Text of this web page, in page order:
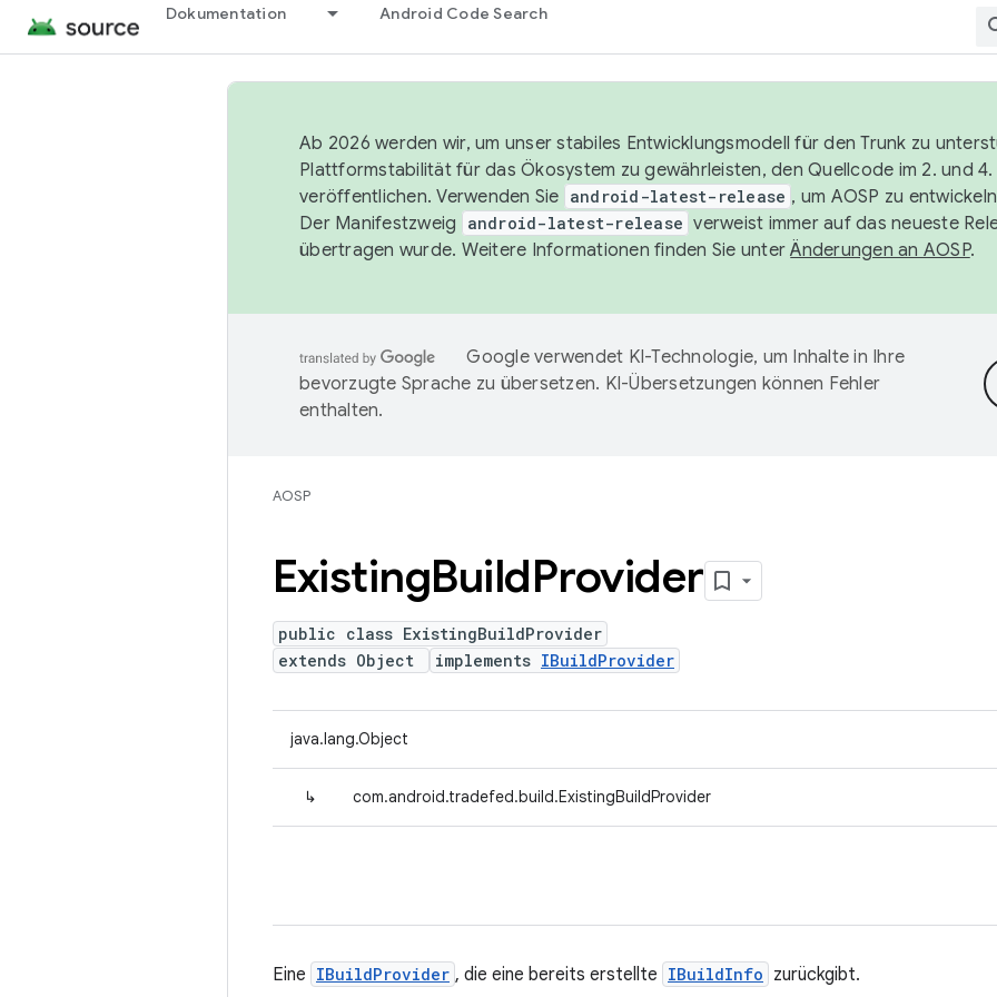
Dokumentation Android Code Search
Ab 2026 werden wir, um unser stabiles Entwicklungsmodell für den Trunk zu
Plattformstabilität für das Ökosystem zu gewährleisten, den Quellcode im 2. und 4.
veröffentlichen. Verwenden Sie android-latest-release , um AOSP zu
Der Manifestzweig
android-latest-release verweist immer auf das neueste
übertragen wurde. Weitere Informationen finden Sie unterÄnderungen an AOSP.
Google verwendet KI-Technologie, um Inhalte in Ihre
bevorzugte Sprache zu übersetzen. KI-Übersetzungen können Fehler
enthalten.
AOSP
ExistingBuildProvider
public class ExistingBuildProvider
extends Object
implements IBuildProvider
java.lang.Object
↳ com.android.tradefed.build.ExistingBuildProvider
Eine IBuildProvider , die eine bereits erstellte IBuildInfo zurückgibt.